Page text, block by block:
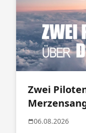
Zwei
06.08.2026